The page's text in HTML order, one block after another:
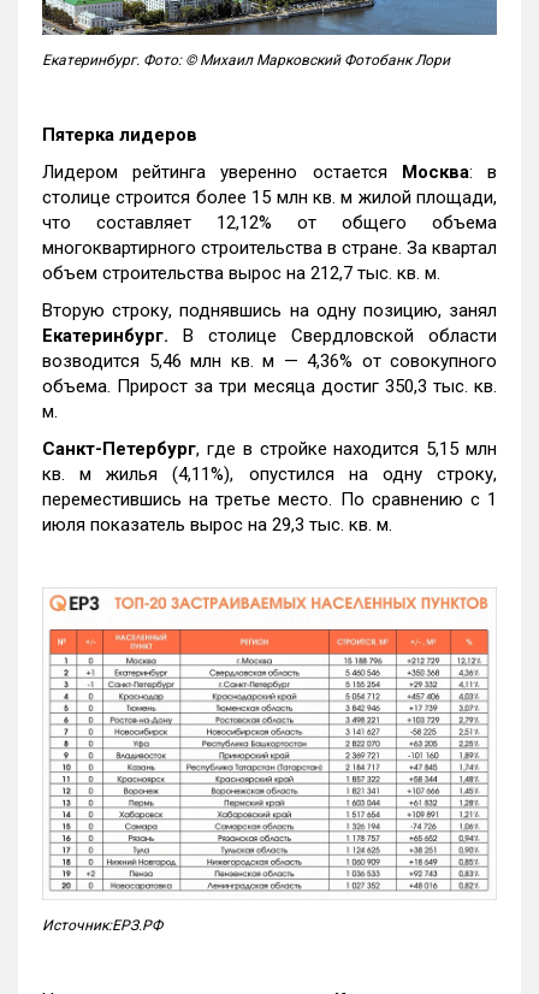
Екатеринбург. Фото: © Михаил Марковский Фотобанк Лори
Пятерка лидеров
Лидером рейтинга уверенно остается Москва: в
столице строится более 15 млн кв. м жилой площади,
что составляет 12,12% от общего объема
многоквартирного строительства в стране. За квартал
объем строительства вырос на 212,7 тыс. кв. м.
Вторую строку, поднявшись на одну позицию, занял
Екатеринбург. В столице Свердловской области
возводится 5,46 млн кв. м — 4,36% от совокупного
объема. Прирост за три месяца достиг 350,3 тыс. кв.
м.
Санкт-Петербург, где в стройке находится 5,15 млн
кв. м жилья (4,11%), опустился на одну строку,
переместившись на третье место. По сравнению с 1
июля показатель вырос на 29,3 тыс. кв. м.
Источник:ЕРЗ.РФ